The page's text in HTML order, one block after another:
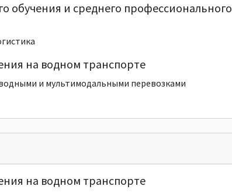
обучения и среднего профессионального
на водном транспорте
и мультимодальными перевозками
на водном транспорте